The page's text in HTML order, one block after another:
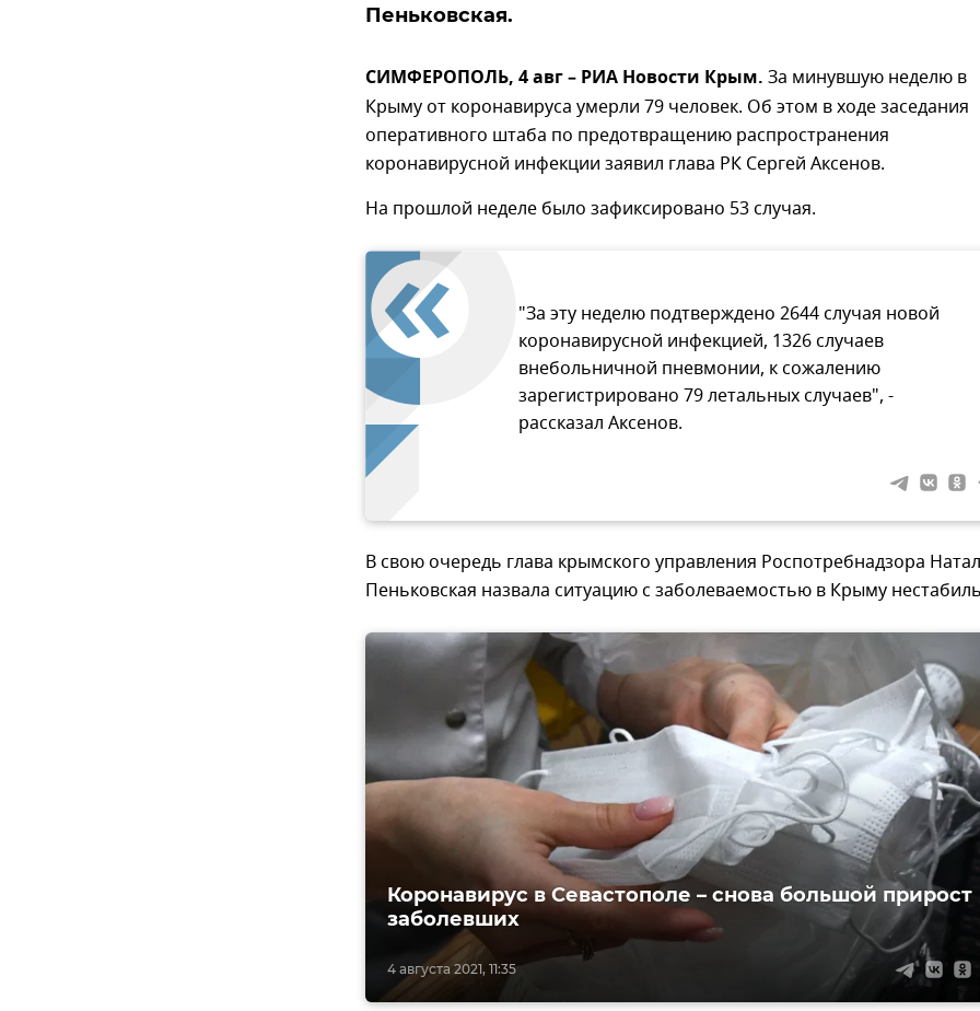
Пеньковская.
СИМФЕРОПОЛЬ, 4 авг – РИА Новости Крым. За минувшую неделю в
Крыму от коронавируса умерли 79 человек. Об этом в ходе заседания
оперативного штаба по предотвращению распространения
коронавирусной инфекции заявил глава РК Сергей Аксенов.
На прошлой неделе было зафиксировано 53 случая.
"За эту неделю подтверждено 2644 случая новой
коронавирусной инфекцией, 1326 случаев
внебольничной пневмонии, к сожалению
зарегистрировано 79 летальных случаев", -
рассказал Аксенов.
В свою очередь глава крымского управления Роспотребнадзора
Пеньковская назвала ситуацию с заболеваемостью в Крыму
4 августа 2021, 11:35
Коронавирус в Севастополе – снова большой прирост
заболевших